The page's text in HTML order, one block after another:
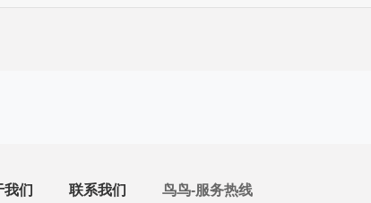
我们 联系我们 鸟鸟-服务热线